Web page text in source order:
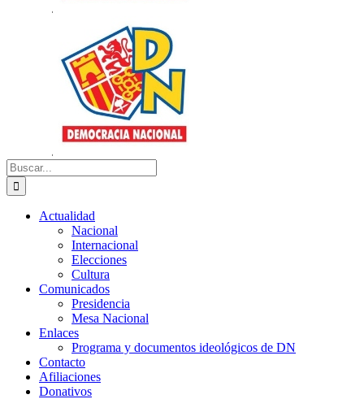
Buscar:
Actualidad
Nacional
Internacional
Elecciones
Cultura
Comunicados
Presidencia
Mesa Nacional
Enlaces
Programa y documentos ideológicos de DN
Contacto
Afiliaciones
Donativos